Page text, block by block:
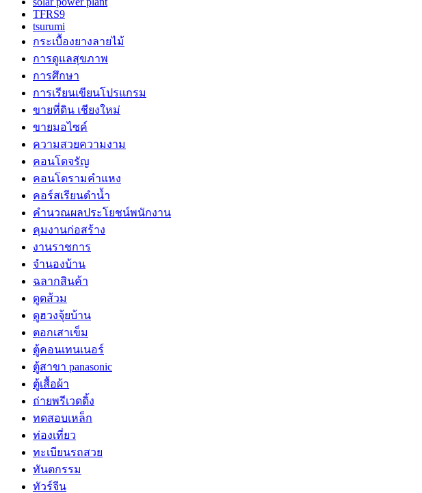
TFRS9
tsurumi
กระเบื้องยางลายไม้
การดูแลสุขภาพ
การศึกษา
การเรียนเขียนโปรแกรม
ขายที่ดิน เชียงใหม่
ขายมอไซค์
ความสวยความงาม
คอนโดจรัญ
คอนโดรามคำแหง
คอร์สเรียนดำน้ำ
คำนวณผลประโยชน์พนักงาน
คุมงานก่อสร้าง
งานราชการ
จำนองบ้าน
ฉลากสินค้า
ดูดส้วม
ดูฮวงจุ้ยบ้าน
ตอกเสาเข็ม
ตู้คอนเทนเนอร์
ตู้สาขา panasonic
ตู้เสื้อผ้า
ถ่ายพรีเวดดิ้ง
ทดสอบเหล็ก
ท่องเที่ยว
ทะเบียนรถสวย
ทันตกรรม
ทัวร์จีน